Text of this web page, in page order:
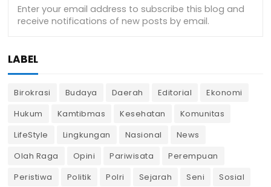
LABEL
Birokrasi Budaya Daerah Editorial
Ekonomi
Hukum
Kamtibmas Kesehatan
Komunitas
LifeStyle
Lingkungan Nasional
News
Olah Raga
Opini Pariwisata
Perempuan
Peristiwa
Politik Polri Sejarah Seni
Sosial